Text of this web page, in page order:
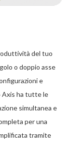
del tuo
o doppio asse
e
Axis ha tutte le
simultanea e
per una
tramite